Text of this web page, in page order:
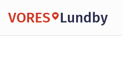
VORES Lundby